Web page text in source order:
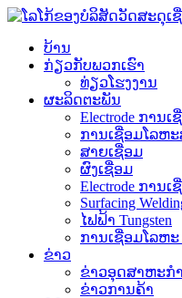
ບ້ານ
ກ່ຽວ​ກັບ​ພວກ​ເຮົາ
ທ່ຽວໂຮງງານ
ຜະລິດຕະພັນ
Electrode ການ
ການເຊື່ອມໂລຫະ
ສາຍເຊື່ອມ
ຜົງເຊື່ອມ
Electrode ການ
Surfacing
ໄຟຟ້າ Tungsten
ການເຊື່ອມໂລຫະ
ຂ່າວ
ຂ່າວອຸດສາຫະກໍາ
ຂ່າວການຄ້າ